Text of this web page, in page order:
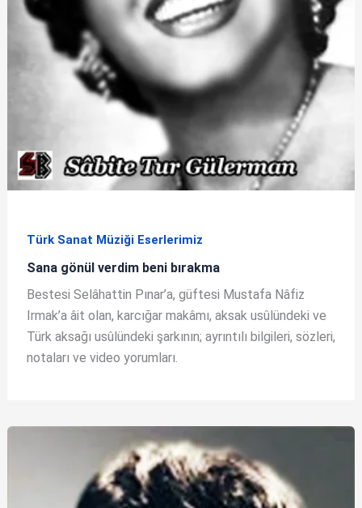
Türk Sanat Müziği Eserlerimiz
Sana gönül verdim beni bırakma
Bestesi Selâhattin Pınar’a, güftesi Mustafa Nâfiz
Irmak’a âit olan, karcığar makâmı, aksak usûlündeki ve
Türk aksağı usûlündeki şarkının; ayrıntılı bilgileri, sözleri,
notaları ve video yorumları.